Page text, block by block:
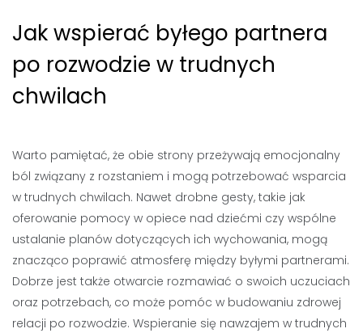
Jak wspierać byłego partnera
po rozwodzie w trudnych
chwilach
Warto pamiętać, że obie strony przeżywają emocjonalny
ból związany z rozstaniem i mogą potrzebować wsparcia
w trudnych chwilach. Nawet drobne gesty, takie jak
oferowanie pomocy w opiece nad dziećmi czy wspólne
ustalanie planów dotyczących ich wychowania, mogą
znacząco poprawić atmosferę między byłymi partnerami.
Dobrze jest także otwarcie rozmawiać o swoich uczuciach
oraz potrzebach, co może pomóc w budowaniu zdrowej
relacji po rozwodzie. Wspieranie się nawzajem w trudnych